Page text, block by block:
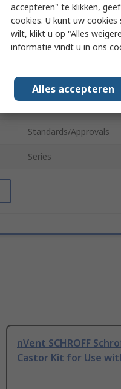
Product Type
Accessory Type
Standards/Approvals
Series
nVent SCHROFF
Castor Kit for Use
accepteren" te klikken,
cookies. U kunt uw
wilt, klikt u op "Alles
informatie vindt u in ons
Alles accepteren